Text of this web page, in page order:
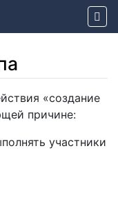
«создание
причине:
участники